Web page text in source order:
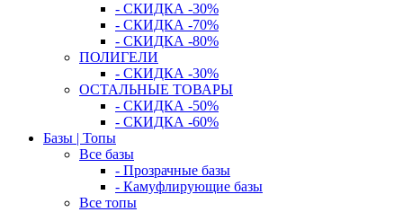
- СКИДКА -30%
- СКИДКА -70%
- СКИДКА -80%
ПОЛИГЕЛИ
- СКИДКА -30%
ОСТАЛЬНЫЕ ТОВАРЫ
- СКИДКА -50%
- СКИДКА -60%
Базы | Топы
Все базы
- Прозрачные базы
- Камуфлирующие базы
Все топы